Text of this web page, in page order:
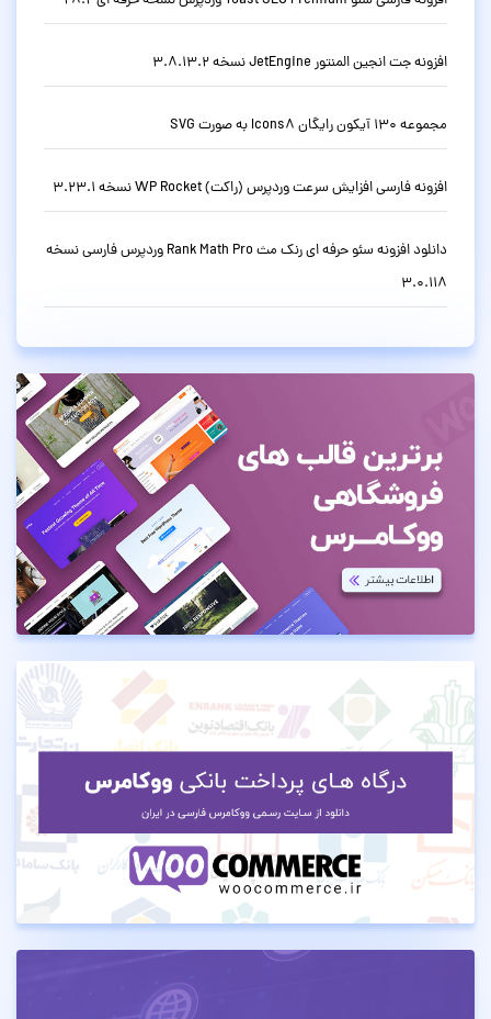
افزونه جت انجین المنتور JetEngine نسخه 3.8.13.2
مجموعه 130 آیکون رایگان Icons8 به صورت SVG
افزونه فارسی افزایش سرعت وردپرس (راکت) WP Rocket نسخه 3.23.1
دانلود افزونه سئو حرفه ای رنک مث Rank Math Pro وردپرس فارسی نسخه
3.0.118